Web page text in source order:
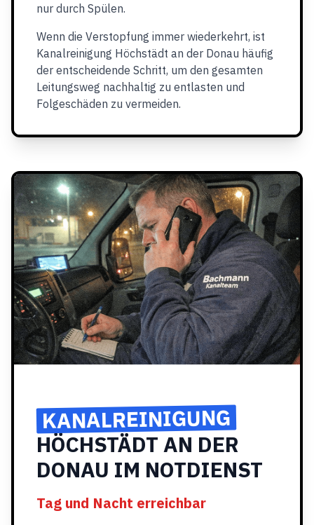
nur durch Spülen.
Wenn die Verstopfung immer wiederkehrt, ist
Kanalreinigung Höchstädt an der Donau häufig
der entscheidende Schritt, um den gesamten
Leitungsweg nachhaltig zu entlasten und
Folgeschäden zu vermeiden.
KANALREINIGUNG
HÖCHSTÄDT AN DER
DONAU IM NOTDIENST
Tag und Nacht erreichbar